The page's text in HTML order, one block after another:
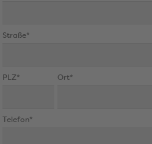
Straße*
PLZ* Ort*
Telefon*